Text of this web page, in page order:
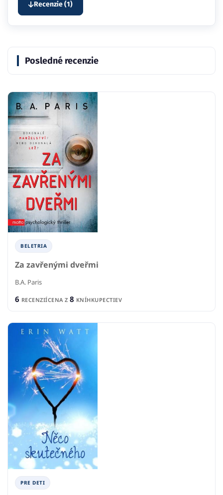
Recenzie (1)
Posledné recenzie
BELETRIA
Za zavřenými dveřmi
B.A. Paris
6 RECENZIÍCENA Z 8 KNÍHKUPECTIEV
PRE DETI